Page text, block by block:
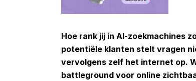
Hoe rank jij in AI-zoekmachines
potentiële klanten stelt vragen
vervolgens zelf het internet op.
battleground voor online